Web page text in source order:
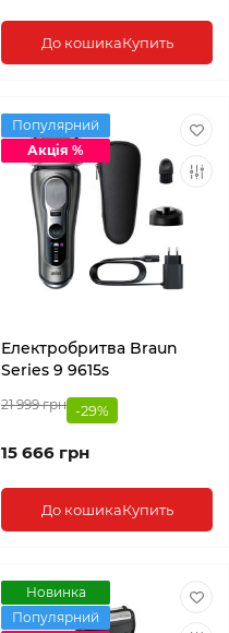
До кошикаКупить
Популярний
Акція %
Електробритва Braun
Series 9 9615s
21 999 грн -29%
15 666 грн
До кошикаКупить
Новинка
Популярний